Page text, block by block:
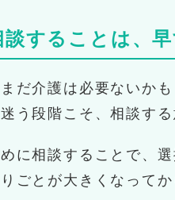
談することは、
まだ介護は必要ないか
う段階こそ、相談する
に相談することで、
ごとが大きくなって